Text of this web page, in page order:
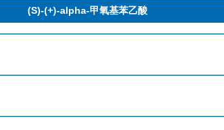
(S)-(+)-alpha-甲氧基苯乙酸